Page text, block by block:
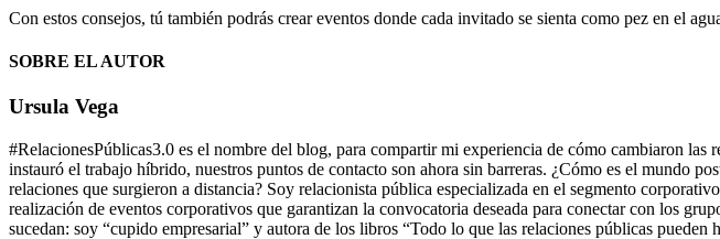
Con estos consejos, tú también podrás crear eventos donde cada invitado se sienta como pez en el
SOBRE EL AUTOR
Ursula Vega
#RelacionesPúblicas3.0 es el nombre del blog, para compartir mi experiencia de cómo cambiaron
instauró el trabajo híbrido, nuestros puntos de contacto son ahora sin barreras. ¿Cómo es el mundo
relaciones que surgieron a distancia? Soy relacionista pública especializada en el segmento
realización de eventos corporativos que garantizan la convocatoria deseada para conectar con los
sucedan: soy “cupido empresarial” y autora de los libros “Todo lo que las relaciones públicas pueden